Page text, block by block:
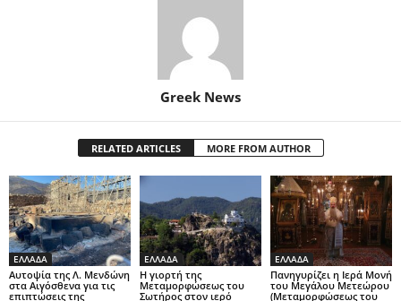
Greek News
RELATED ARTICLES MORE FROM AUTHOR
ΕΛΛΑΔΑ
Αυτοψία της Λ. Μενδώνη
στα Αιγόσθενα για τις
επιπτώσεις της
ΕΛΛΑΔΑ
Η γιορτή της
Μεταμορφώσεως του
Σωτήρος στον ιερό
ΕΛΛΑΔΑ
Πανηγυρίζει η Ιερά Μονή
του Μεγάλου Μετεώρου
(Μεταμορφώσεως του